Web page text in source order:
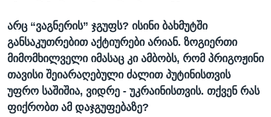
არც “ვაგნერის” ჯგუფს? ისინი ბახმუტში
განსაკუთრებით აქტიურები არიან. ზოგიერთი
მიმომხილველი იმასაც კი ამბობს, რომ პრიგოჟინი
თავისი შეიარაღებული ძალით პუტინისთვის
უფრო საშიშია, ვიდრე - უკრაინისთვის. თქვენ რას
ფიქრობთ ამ დაჯგუფებაზე?